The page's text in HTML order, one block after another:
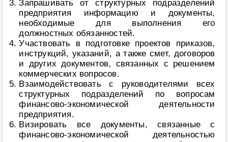
Запрашивать от структурных подразделений
предприятия информацию и документы,
необходимые для выполнения его
должностных обязанностей.
Участвовать в подготовке проектов приказов,
инструкций, указаний, а также смет, договоров
и других документов, связанных с решением
коммерческих вопросов.
Взаимодействовать с руководителями всех
структурных подразделений по вопросам
финансово-экономической деятельности
предприятия.
Визировать все документы, связанные с
финансово-экономической деятельностью